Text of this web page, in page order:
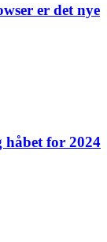
er det nye
håbet for 2024